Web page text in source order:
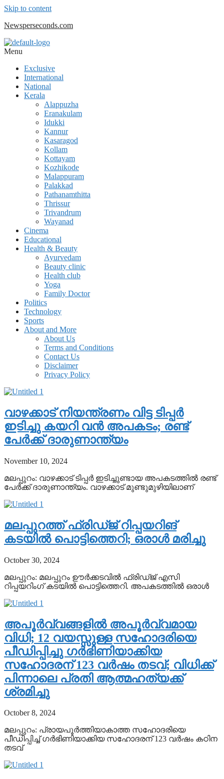
Skip to content
Newsperseconds.com
Menu
Exclusive
International
National
Kerala
Alappuzha
Eranakulam
Idukki
Kannur
Kasaragod
Kollam
Kottayam
Kozhikode
Malappuram
Palakkad
Pathanamthitta
Thrissur
Trivandrum
Wayanad
Cinema
Educational
Health & Beauty
Ayurvedam
Beauty clinic
Health club
Yoga
Family Doctor
Politics
Technology
Sports
About and More
About Us
Terms and Conditions
Contact Us
Disclaimer
Privacy Policy
വാഴക്കാട് നിയന്ത്രണം വിട്ട ടിപ്പര്‍
ഇടിച്ചു കയറി വന്‍ അപകടം; രണ്ട്
പേര്‍ക്ക് ദാരുണാന്ത്യം
November 10, 2024
മലപ്പുറം: വാഴക്കാട് ടിപ്പര്‍ ഇടിച്ചുണ്ടായ അപകടത്തില്‍ രണ്ട്
പേര്‍ക്ക് ദാരുണാന്ത്യം. വാഴക്കാട് മുണ്ടുമുഴിയിലാണ്
മലപ്പുറത്ത് ഫ്രിഡ്ജ് റിപ്പയറിങ്
കടയില്‍ പൊട്ടിത്തെറി; ഒരാള്‍ മരിച്ചു
October 30, 2024
മലപ്പുറം: മലപ്പുറം ഊര്‍ക്കടവില്‍ ഫ്രിഡ്ജ് എസി
റിപ്പയറിംഗ് കടയില്‍ പൊട്ടിത്തെറി. അപകടത്തില്‍ ഒരാള്‍
അപൂര്‍വ്വങ്ങളില്‍ അപൂര്‍വ്വമായ
വിധി; 12 വയസ്സുള്ള സഹോദരിയെ
പീഡിപ്പിച്ചു ഗര്‍ഭിണിയാക്കിയ
സഹോദരന് 123 വര്‍ഷം തടവ്; വിധിക്ക്
പിന്നാലെ പ്രതി ആത്മഹത്യക്ക്
ശ്രമിച്ചു
October 8, 2024
മലപ്പുറം: പ്രായപൂര്‍ത്തിയാകാത്ത സഹോദരിയെ
പീഡിപ്പിച്ച് ഗര്‍ഭിണിയാക്കിയ സഹോദരന് 123 വര്‍ഷം കഠിന
തടവ്